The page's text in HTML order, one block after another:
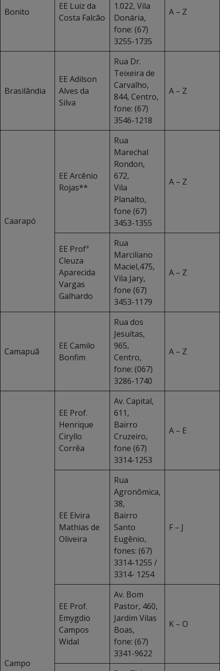
Bonito
EE Luiz da
Costa Falcão
1.022, Vila
Donária,
fone: (67)
3255-1735
A – Z
Brasilândia
EE Adilson
Alves da
Silva
Rua Dr.
Teixeira de
Carvalho,
844, Centro,
fone: (67)
3546-1218
A – Z
Caarapó
EE Arcênio
Rojas**
Rua
Marechal
Rondon,
672,
Vila
Planalto,
fone (67)
3453-1355
A – Z
EE Profª
Cleuza
Aparecida
Vargas
Galhardo
Rua
Marciliano
Maciel,475,
Vila Jary,
fone (67)
3453-1179
A – Z
Camapuã
EE Camilo
Bonfim
Rua dos
Jesuítas,
965,
Centro,
fone: (067)
3286-1740
A – Z
Campo
EE Prof.
Henrique
Ciryllo
Corrêa
Av. Capital,
611,
Bairro
Cruzeiro,
fone (67)
3314-1253
A – E
EE Elvira
Mathias de
Oliveira
Rua
Agronômica,
38,
Bairro
Santo
Eugênio,
fones: (67)
3314-1255 /
3314- 1254
F – J
EE Prof.
Emygdio
Campos
Widal
Av. Bom
Pastor, 460,
Jardim Vilas
Boas,
fone: (67)
3341-9622
K – O